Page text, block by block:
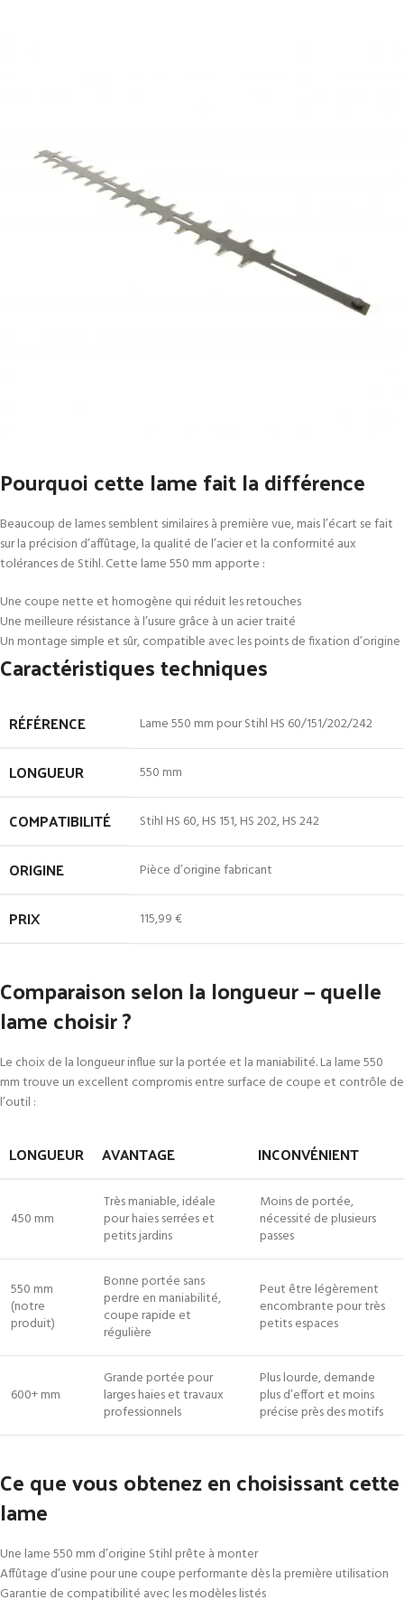
Pourquoi cette lame fait la différence
Beaucoup de lames semblent similaires à première vue, mais l’écart se fait
sur la précision d’affûtage, la qualité de l’acier et la conformité aux
tolérances de Stihl. Cette lame 550 mm apporte :
Une coupe nette et homogène qui réduit les retouches
Une meilleure résistance à l’usure grâce à un acier traité
Un montage simple et sûr, compatible avec les points de fixation d’origine
Caractéristiques techniques
RÉFÉRENCE Lame 550 mm pour Stihl HS 60/151/202/242
LONGUEUR 550 mm
COMPATIBILITÉ Stihl HS 60, HS 151, HS 202, HS 242
ORIGINE Pièce d’origine fabricant
PRIX 115,99 €
Comparaison selon la longueur — quelle
lame choisir ?
Le choix de la longueur influe sur la portée et la maniabilité. La lame 550
mm trouve un excellent compromis entre surface de coupe et contrôle de
l’outil :
LONGUEUR AVANTAGE INCONVÉNIENT
450 mm
Très maniable, idéale
pour haies serrées et
petits jardins
Moins de portée,
nécessité de plusieurs
passes
550 mm
(notre
produit)
Bonne portée sans
perdre en maniabilité,
coupe rapide et
régulière
Peut être légèrement
encombrante pour très
petits espaces
600+ mm
Grande portée pour
larges haies et travaux
professionnels
Plus lourde, demande
plus d’effort et moins
précise près des motifs
Ce que vous obtenez en choisissant cette
lame
Une lame 550 mm d’origine Stihl prête à monter
Affûtage d’usine pour une coupe performante dès la première utilisation
Garantie de compatibilité avec les modèles listés